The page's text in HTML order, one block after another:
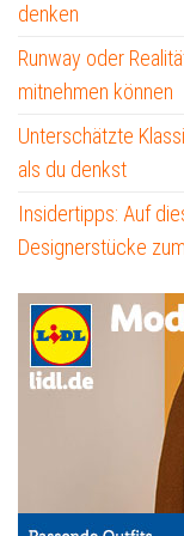
denken
Runway oder
mitnehmen können
Unterschätzte
als du denkst
Insidertipps: Auf
Designerstücke